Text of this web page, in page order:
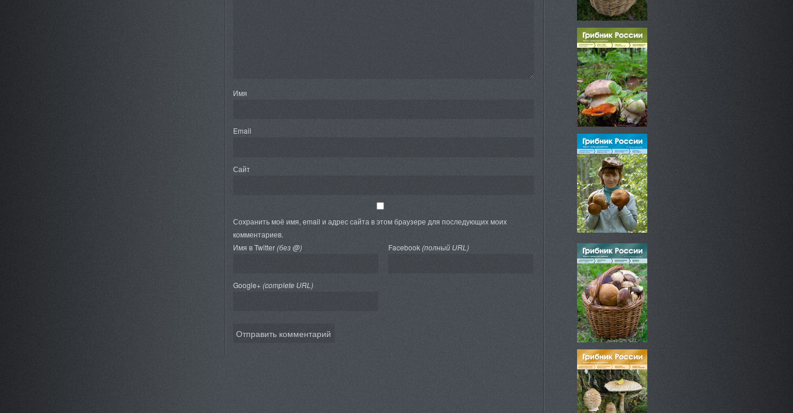
Имя
Email
Сайт
Сохранить моё имя, email и адрес сайта в этом браузере для последующих моих
комментариев.
Имя в Twitter(без @) Facebook(полный URL)
Google+(complete URL)